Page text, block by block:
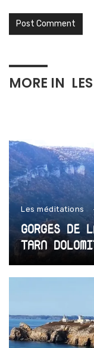
MORE IN
Les méditations
GORGES DE
TARN